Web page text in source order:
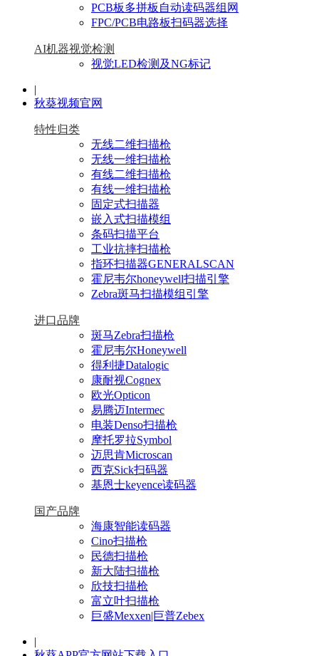
PCB板多拼板自动读码器组网
FPC/PCB电路板扫码器选择
AI机器视觉检测
视觉LED检测及NG标记
|
秋葵视频官网
特性归类
无线二维扫描枪
无线一维扫描枪
有线二维扫描枪
有线一维扫描枪
固定式扫描器
嵌入式扫描模组
条码扫描平台
工业抗摔扫描枪
指环扫描器GENERALSCAN
霍尼韦尔honeywell扫描引擎
Zebra斑马扫描模组引擎
进口品牌
斑马Zebra扫描枪
霍尼韦尔Honeywell
得利捷Datalogic
康耐视Cognex
欧光Opticon
易腾迈Intermec
电装Denso扫描枪
摩托罗拉Symbol
迈思肯Microscan
西克Sick扫码器
基恩士keyence读码器
国产品牌
海康智能读码器
Cino扫描枪
民德扫描枪
新大陆扫描枪
欣技扫描枪
富立叶扫描枪
巨盛Mexxen|巨普Zebex
|